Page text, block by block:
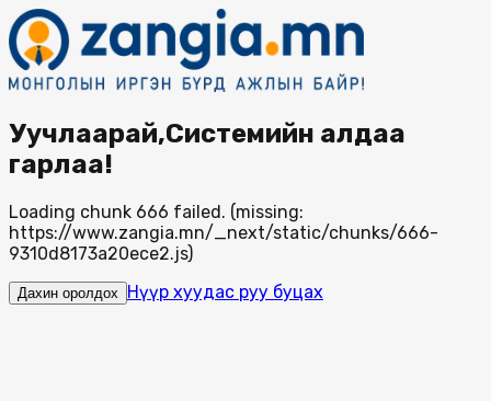
Уучлаарай,Системийн алдаа
гарлаа!
Loading chunk 666 failed. (missing:
https://www.zangia.mn/_next/static/chunks/666-
9310d8173a20ece2.js)
Дахин оролдох Нүүр хуудас руу буцах